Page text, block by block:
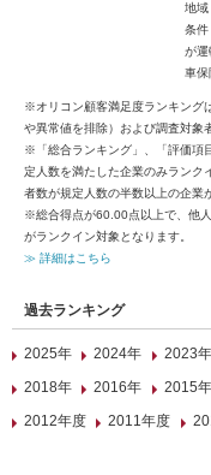
地域
条
が
車保
※オリコン顧客満足度ランキング
や異常値を排除）および調査対象
※「総合ランキング」、「評価項
定人数を満たした企業のみランク
者数が規定人数の半数以上の企業
※総合得点が60.00点以上で、他
がランクイン対象となります。
≫ 詳細はこちら
過去ランキング
2025年 2024年 2023年
2018年
2016年 2015年
2012年度
2011年度